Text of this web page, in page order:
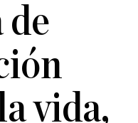
vida,